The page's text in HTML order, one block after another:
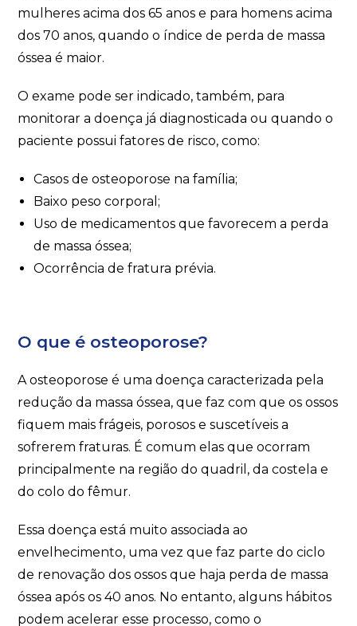
mulheres acima dos 65 anos e para homens acima
dos 70 anos, quando o índice de perda de massa
óssea é maior.
O exame pode ser indicado, também, para
monitorar a doença já diagnosticada ou quando o
paciente possui fatores de risco, como:
Casos de osteoporose na família;
Baixo peso corporal;
Uso de medicamentos que favorecem a perda
de massa óssea;
Ocorrência de fratura prévia.
O que é osteoporose?
A osteoporose é uma doença caracterizada pela
redução da massa óssea, que faz com que os ossos
fiquem mais frágeis, porosos e suscetíveis a
sofrerem fraturas. É comum elas que ocorram
principalmente na região do quadril, da costela e
do colo do fêmur.
Essa doença está muito associada ao
envelhecimento, uma vez que faz parte do ciclo
de renovação dos ossos que haja perda de massa
óssea após os 40 anos. No entanto, alguns hábitos
podem acelerar esse processo, como o